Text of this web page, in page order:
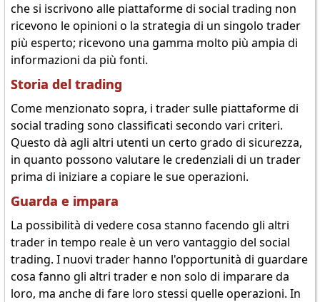
che si iscrivono alle piattaforme di social trading non
ricevono le opinioni o la strategia di un singolo trader
più esperto; ricevono una gamma molto più ampia di
informazioni da più fonti.
Storia del trading
Come menzionato sopra, i trader sulle piattaforme di
social trading sono classificati secondo vari criteri.
Questo dà agli altri utenti un certo grado di sicurezza,
in quanto possono valutare le credenziali di un trader
prima di iniziare a copiare le sue operazioni.
Guarda e impara
La possibilità di vedere cosa stanno facendo gli altri
trader in tempo reale è un vero vantaggio del social
trading. I nuovi trader hanno l'opportunità di guardare
cosa fanno gli altri trader e non solo di imparare da
loro, ma anche di fare loro stessi quelle operazioni. In